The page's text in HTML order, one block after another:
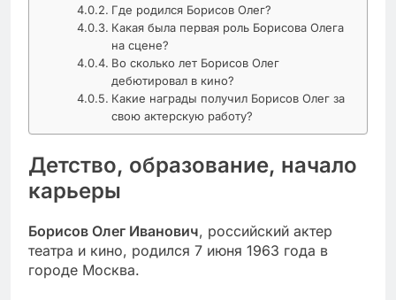
Где родился Борисов Олег?
Какая была первая роль Борисова Олега
на сцене?
Во сколько лет Борисов Олег
дебютировал в кино?
Какие награды получил Борисов Олег за
свою актерскую работу?
Детство, образование, начало
карьеры
Борисов Олег Иванович, российский актер
театра и кино, родился 7 июня 1963 года в
городе Москва.